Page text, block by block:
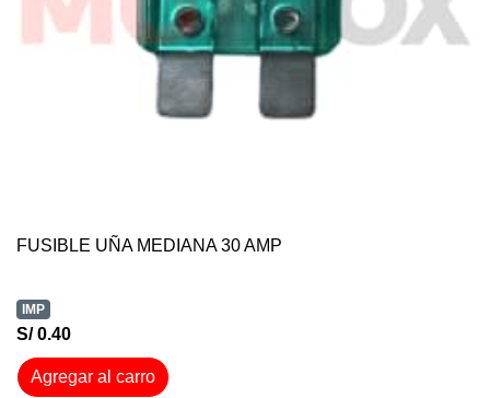
FUSIBLE UÑA MEDIANA 30 AMP
IMP
S/ 0.40
Agregar al carro